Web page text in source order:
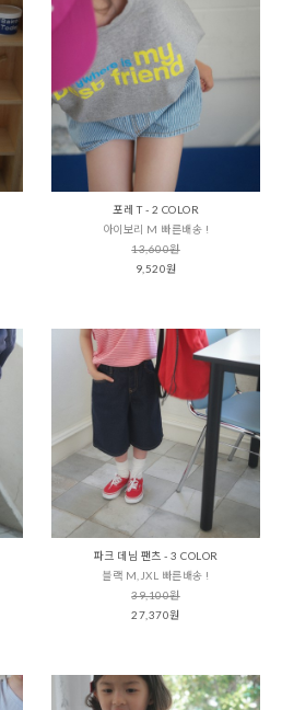
포레 T - 2 COLOR
아이보리 M 빠른배송 !
13,600원
9,520원
파크 데님 팬츠 - 3 COLOR
블랙 M,JXL 빠른배송 !
39,100원
27,370원